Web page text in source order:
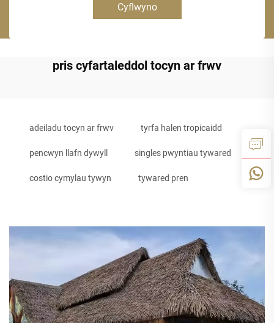
Cyflwyno
pris cyfartaleddol tocyn ar frwv
adeiladu tocyn ar frwv tyrfa halen tropicaidd
pencwyn llafn dywyll singles pwyntiau tywared
costio cymylau tywyn tywared pren